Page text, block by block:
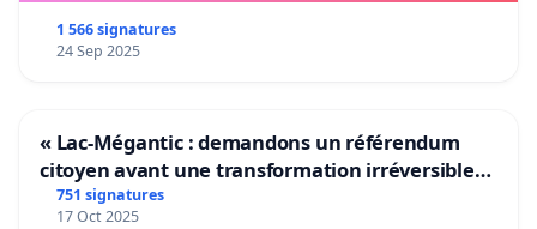
1 566 signatures
24 Sep 2025
« Lac-Mégantic : demandons un référendum
citoyen avant une transformation irréversible
de notre territoire »
751 signatures
17 Oct 2025